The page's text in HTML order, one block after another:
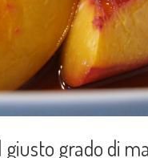
giusto grado di